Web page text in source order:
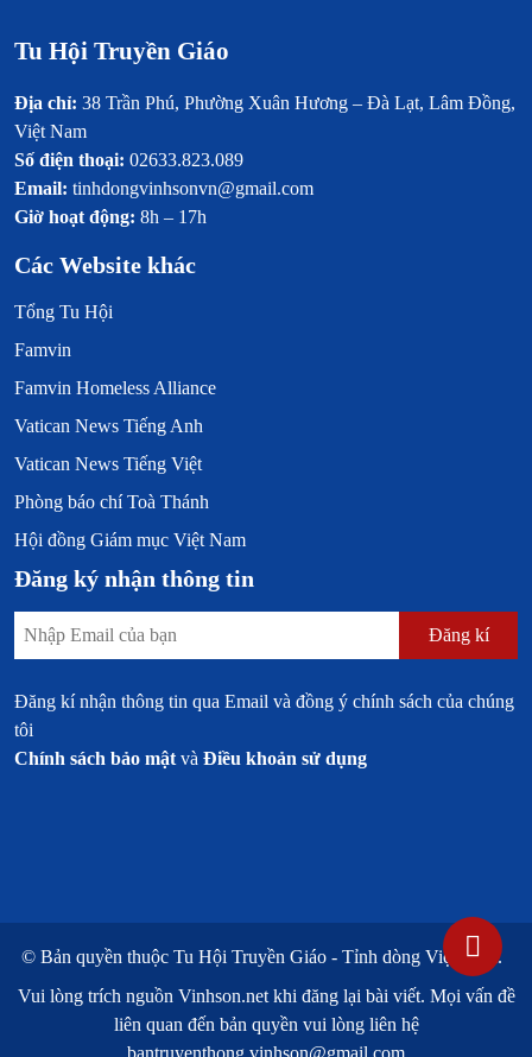
Tu Hội Truyền Giáo
Địa chỉ: 38 Trần Phú, Phường Xuân Hương – Đà Lạt, Lâm Đồng,
Việt Nam
Số điện thoại: 02633.823.089
Email: tinhdongvinhsonvn@gmail.com
Giờ hoạt động: 8h – 17h
Các Website khác
Tổng Tu Hội
Famvin
Famvin Homeless Alliance
Vatican News Tiếng Anh
Vatican News Tiếng Việt
Phòng báo chí Toà Thánh
Hội đồng Giám mục Việt Nam
Đăng ký nhận thông tin
Đăng kí
Đăng kí nhận thông tin qua Email và đồng ý chính sách của chúng
tôi
Chính sách bảo mật và Điều khoản sử dụng
© Bản quyền thuộc Tu Hội Truyền Giáo - Tỉnh dòng Việt Nam.
Vui lòng trích nguồn Vinhson.net khi đăng lại bài viết. Mọi vấn đề
liên quan đến bản quyền vui lòng liên hệ
bantruyenthong.vinhson@gmail.com